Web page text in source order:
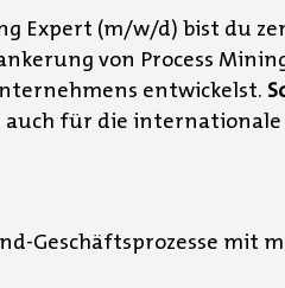
Expert (m/w/d) bist du
von Process
entwickelst.
für die internationale
mit